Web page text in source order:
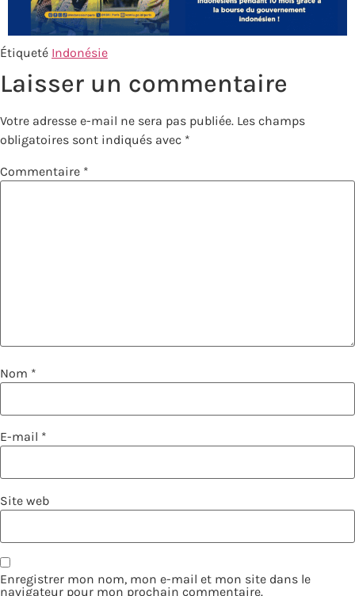
Étiqueté Indonésie
Laisser un commentaire
Votre adresse e-mail ne sera pas publiée. Les champs
obligatoires sont indiqués avec *
Commentaire *
Nom *
E-mail *
Site web
Enregistrer mon nom, mon e-mail et mon site dans le
navigateur pour mon prochain commentaire.